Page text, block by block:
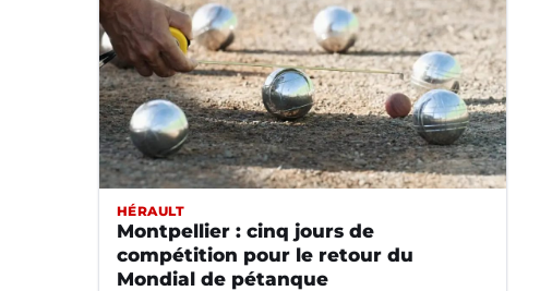
HÉRAULT
Montpellier : cinq jours de
compétition pour le retour du
Mondial de pétanque